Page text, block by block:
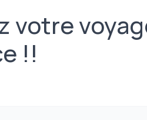
votre
!!